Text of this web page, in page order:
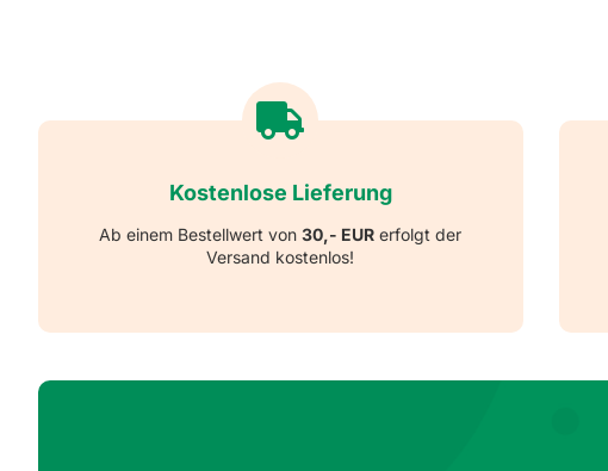
Kostenlose Lieferung
Ab einem Bestellwert von30,- EUR erfolgt der
Versand kostenlos!